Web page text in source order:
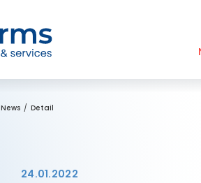
News Detail
24.01.2022